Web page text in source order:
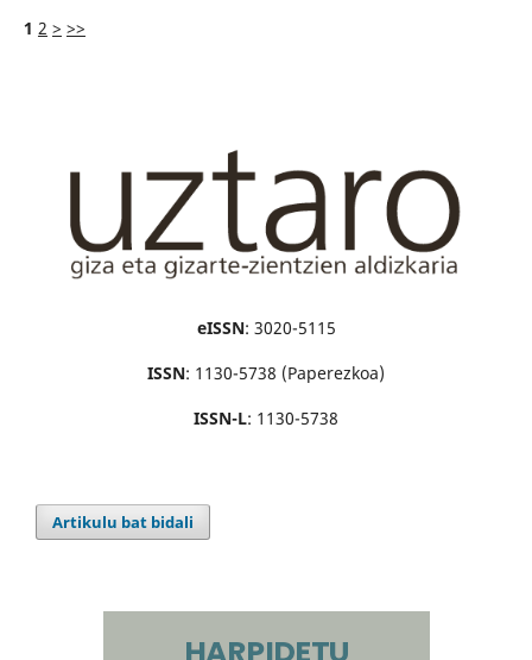
1 2 > >>
eISSN: 3020-5115
ISSN: 1130-5738 (Paperezkoa)
ISSN-L: 1130-5738
Artikulu bat bidali